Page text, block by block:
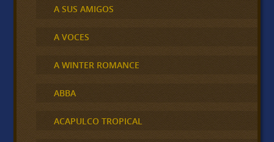
A SUS AMIGOS
A VOCES
A WINTER ROMANCE
ABBA
ACAPULCO TROPICAL